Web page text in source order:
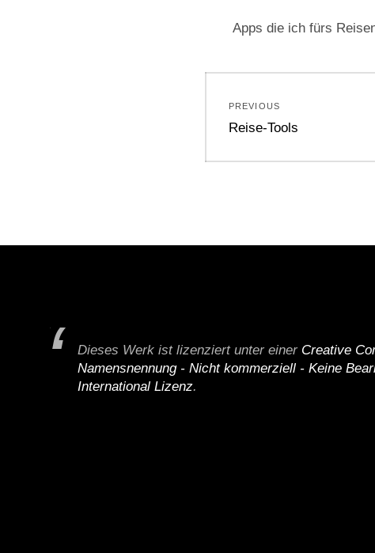
Apps die ich fürs
PREVIOUS
Previous
Reise-Tools
Dieses Werk ist lizenziert unter einer Creative
Namensnennung - Nicht kommerziell - Keine
International Lizenz.